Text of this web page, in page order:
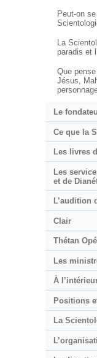
Peut-on
La
paradis et
Que
Jésus,
Le
Ce que la
Les livres
Les
et de
L’audition
Clair
Thétan
Les
À
Positions
La